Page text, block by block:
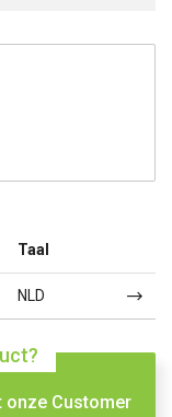
Taal
NLD
onze Customer